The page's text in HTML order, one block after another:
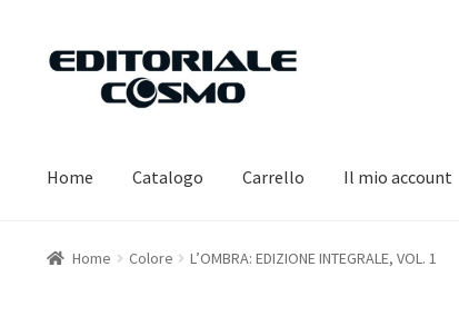
Vai
navigazione
Vai
Home Catalogo Carrello Il mio account
Home Colore L’OMBRA: EDIZIONE INTEGRALE, VOL. 1